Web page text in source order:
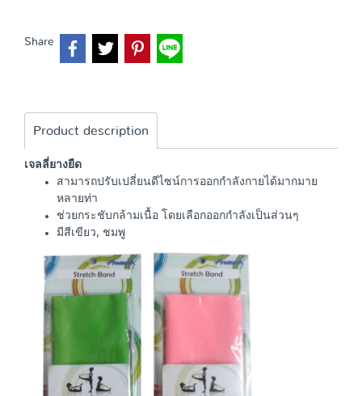
Share
Product description
เจลลี่ยางยืด
สามารถปรับเปลี่ยนดีไซน์การออกกำลังกายได้มากมาย
หลายท่า
ช่วยกระชับกล้ามเนื้อ โดยเลือกออกกำลังเป็นส่วนๆ
​มีสีเขียว, ชมพู